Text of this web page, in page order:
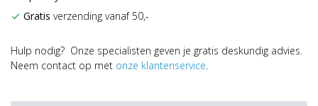
check Gratis verzending vanaf 50,-
Hulp nodig? Onze specialisten geven je gratis deskundig advies.
Neem contact op met onze klantenservice.